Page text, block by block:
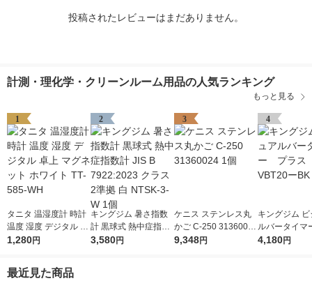
投稿されたレビューはまだありません。
計測・理化学・クリーンルーム用品の人気ランキング
もっと見る
1
タニタ 温湿度計 時計
温度 湿度 デジタル 卓
上 マグネット ホワイ
1,280円
2
キングジム 暑さ指数
計 黒球式 熱中症指数
計 JIS B 7922:2023 ク
3,580円
3
ケニス ステンレス丸
かご C-250 31360024
1個
9,348円
4
キングジム
ルバータイ
ス クロ
4,180円
最近見た商品